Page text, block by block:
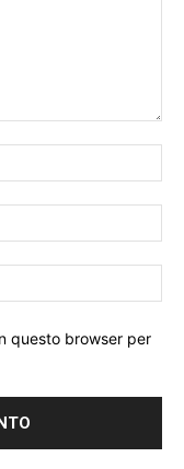
questo browser per